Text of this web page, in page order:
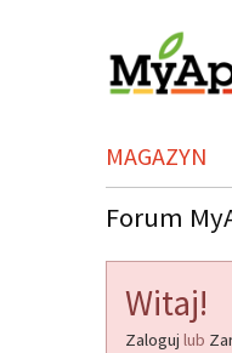
MAGAZYN
Forum
Witaj!
Zaloguj lub